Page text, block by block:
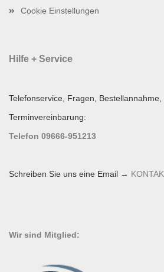
Cookie Einstellungen
Hilfe + Service
Telefonservice, Fragen, Bestellannahme,
Terminvereinbarung:
Telefon 09666-951213
Schreiben Sie uns eine Email →
Wir sind Mitglied: